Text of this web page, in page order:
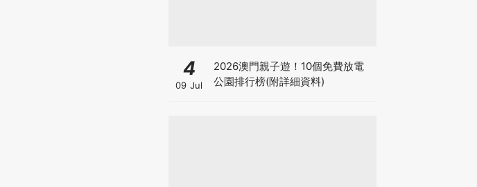
4
09 Jul
2026澳門親子遊！10個免費放電
公園排行榜(附詳細資料)